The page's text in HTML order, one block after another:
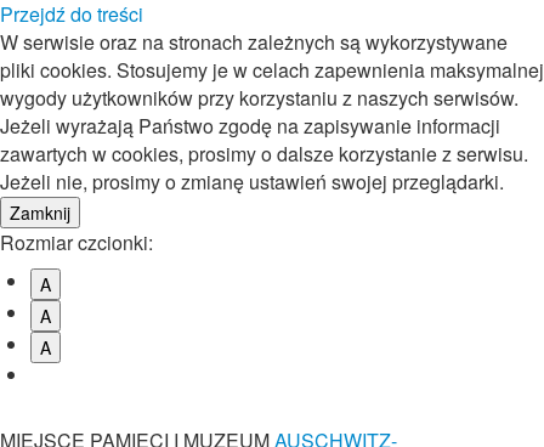
Przejdź do treści
W serwisie oraz na stronach zależnych są wykorzystywane
pliki cookies. Stosujemy je w celach zapewnienia maksymalnej
wygody użytkowników przy korzystaniu z naszych serwisów.
Jeżeli wyrażają Państwo zgodę na zapisywanie informacji
zawartych w cookies, prosimy o dalsze korzystanie z serwisu.
Jeżeli nie, prosimy o zmianę ustawień swojej przeglądarki.
Rozmiar czcionki:
A
A
A
MIEJSCE PAMIĘCI I MUZEUMAUSCHWITZ-